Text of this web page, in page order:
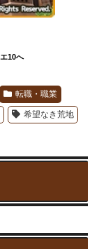
転職・職業
希望なき荒地